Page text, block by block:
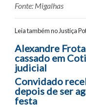
Fonte: Migalhas
Leia também no Justiça
Alexandre
cassado em
judicial
Convidado
depois de ser
festa